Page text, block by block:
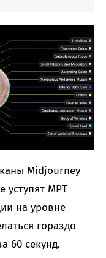
Midjourney
уступят МРТ
на уровне
гораздо
60 секунд.